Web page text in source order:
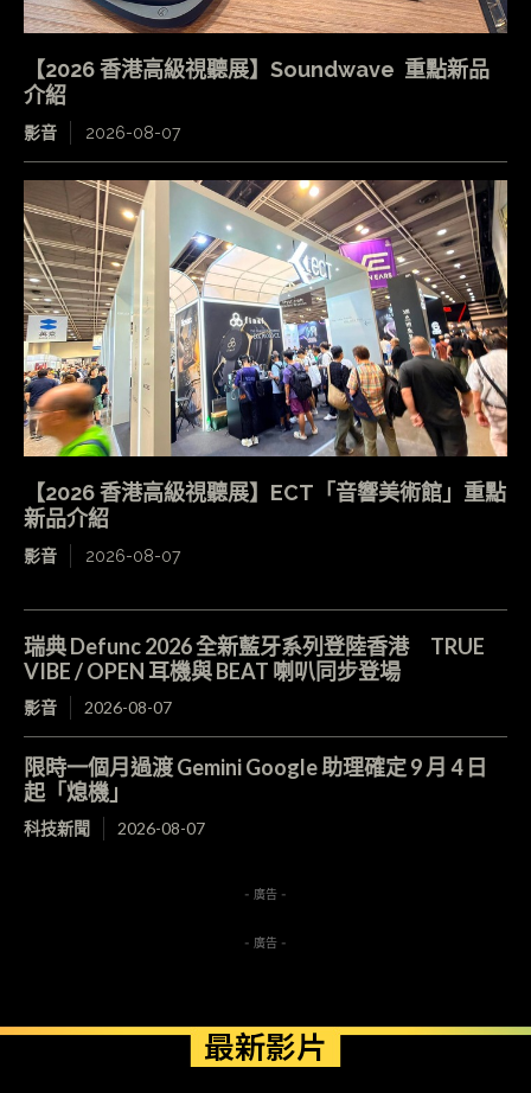
【2026 香港高級視聽展】Soundwave 重點新品
介紹
影音 2026-08-07
【2026 香港高級視聽展】ECT「音響美術館」重點
新品介紹
影音 2026-08-07
瑞典 Defunc 2026 全新藍牙系列登陸香港 TRUE
VIBE / OPEN 耳機與 BEAT 喇叭同步登場
影音 2026-08-07
限時一個月過渡 Gemini Google 助理確定 9 月 4 日
起「熄機」
科技新聞 2026-08-07
- 廣告 -
- 廣告 -
最新影片